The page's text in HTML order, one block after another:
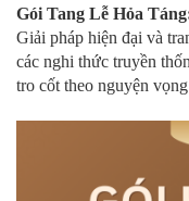
Gói Tang Lễ Hỏa
Giải pháp hiện đại và
các nghi thức truyền
tro cốt theo nguyện